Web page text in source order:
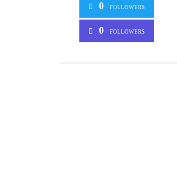
0 FOLLOWERS
0 FOLLOWERS